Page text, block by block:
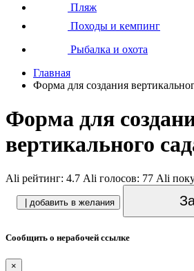
Пляж
Походы и кемпинг
Рыбалка и охота
Главная
Форма для создания
Форма для
вертикального
Ali рейтинг: 4.7 Ali голосов: 77 Ali
| добавить в желания
Сообщить о нерабочей ссылке
×